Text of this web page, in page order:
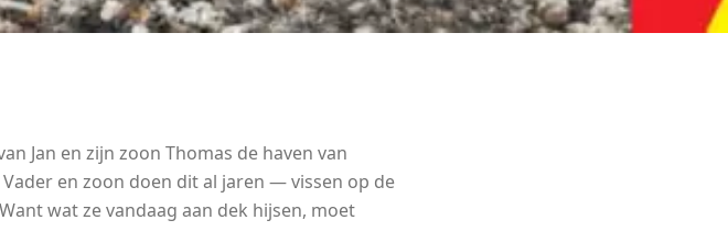
Jan en zijn zoon Thomas de haven van
en zoon doen dit al jaren — vissen op de
wat ze vandaag aan dek hijsen, moet